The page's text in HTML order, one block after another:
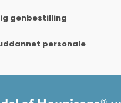
genbestilling
personale